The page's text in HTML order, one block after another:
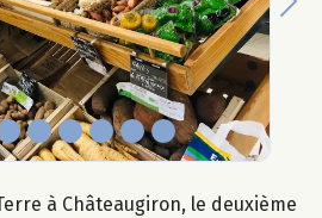
à Châteaugiron, le deuxième